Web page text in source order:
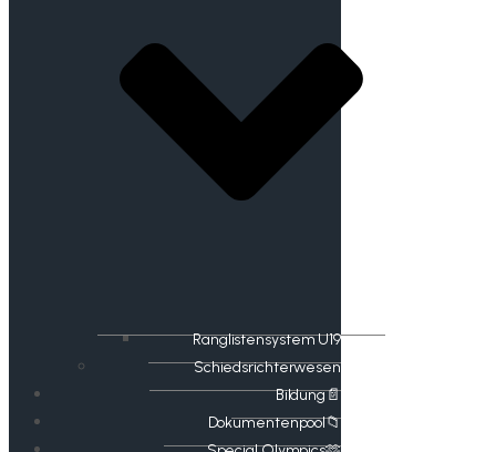
Ranglistensystem U19
Schiedsrichterwesen
Bildung📄
Dokumentenpool📁